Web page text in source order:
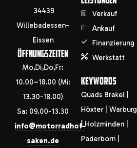
34439
Willebadessen-
Eissen
ÖFFNUNGSZEITEN
Mo,Di,Do,Fr:
10.00–18.00 (Mi:
13.30-18.00)
Sa: 09.00-13.30
info@motorradhof-
saken.de
Verkauf
Ankauf
Finanzierung
Werkstatt
KEYWORDS
Quads Brakel |
Höxter | Warburg
| Holzminden |
Paderborn |